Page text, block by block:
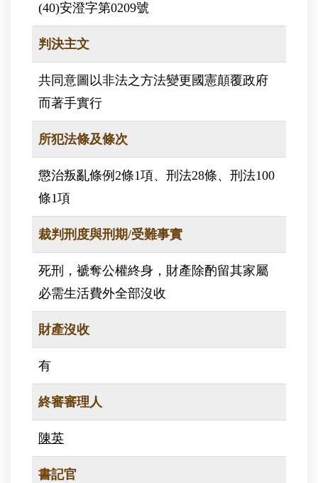
(40)安澄字第0209號
判決主文
共同意圖以非法之方法變更國憲顛覆政府
而著手實行
所犯法條及條次
懲治叛亂條例2條1項、刑法28條、刑法100
條1項
裁判刑度與刑期/受難事實
死刑，褫奪公權終身，財產除酌留其家屬
必需生活費外全部沒收
財產沒收
有
終審審理人
陳英
書記官